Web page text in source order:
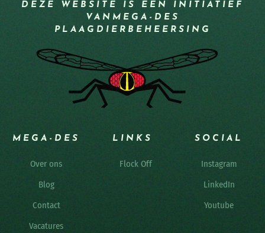
DEZE WEBSITE IS EEN INITIATIEF
VAN MEGA-DES
PLAAGDIERBEHEERSING
MEGA-DES
Over ons
Blog
Contact
Vacatures
LINKS
Flock Off
SOCIAL
Instagram
LinkedIn
Youtube